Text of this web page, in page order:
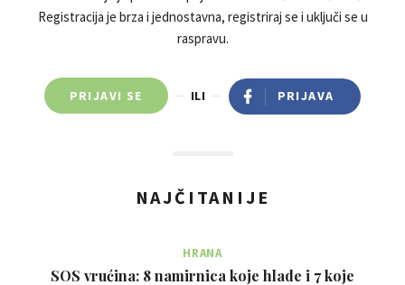
Registracija je brza i jednostavna, registriraj se i uključi se u
raspravu.
PRIJAVI SE ILI PRIJAVA
NAJČITANIJE
HRANA
SOS vrućina: 8 namirnica koje hlade i 7 koje